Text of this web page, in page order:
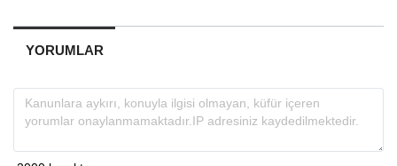
YORUMLAR